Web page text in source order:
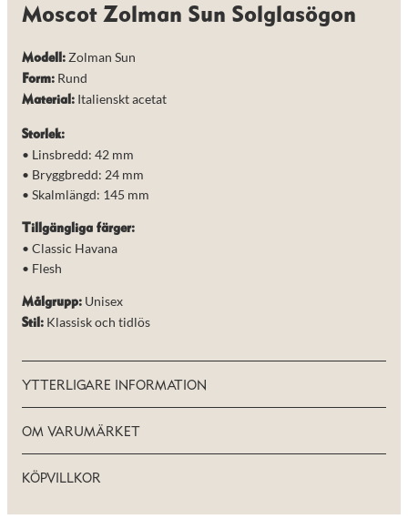
Moscot Zolman Sun Solglasögon
Modell: Zolman Sun
Form: Rund
Material: Italienskt acetat
Storlek:
• Linsbredd: 42 mm
• Bryggbredd: 24 mm
• Skalmlängd: 145 mm
Tillgängliga färger:
• Classic Havana
• Flesh
Målgrupp: Unisex
Stil: Klassisk och tidlös
YTTERLIGARE INFORMATION
OM VARUMÄRKET
KÖPVILLKOR
För att vår
hemsida ska
bra som
ditt besök.
Om du nekar
kakorna
kommer viss
funktionalitet
att försvinna
från
Marknadsföring
med dig av dina
intressen och ditt
beteende när du
chansen att få se
personligt
anpassat innehåll
och erbjudanden.